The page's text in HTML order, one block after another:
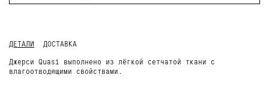
ДЕТАЛИ
ДОСТАВКА
Джерси Quasi выполнено из лёгкой сетчатой ткани с
влагоотводящими свойствами.